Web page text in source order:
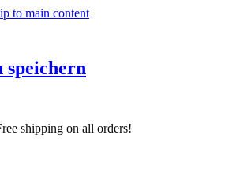
to main content
speichern
shipping on all orders!